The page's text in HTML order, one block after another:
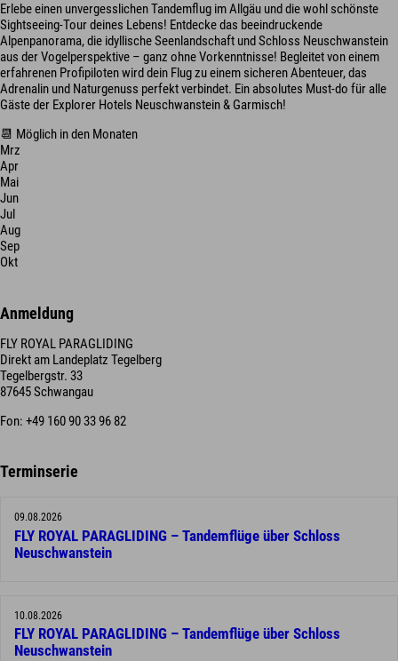
Erlebe einen unvergesslichen Tandemflug im Allgäu und die wohl schönste
Sightseeing-Tour deines Lebens! Entdecke das beeindruckende
Alpenpanorama, die idyllische Seenlandschaft und Schloss Neuschwanstein
aus der Vogelperspektive – ganz ohne Vorkenntnisse! Begleitet von einem
erfahrenen Profipiloten wird dein Flug zu einem sicheren Abenteuer, das
Adrenalin und Naturgenuss perfekt verbindet. Ein absolutes Must-do für alle
Gäste der Explorer Hotels Neuschwanstein & Garmisch!
📆 Möglich in den Monaten
Mrz
Apr
Mai
Jun
Jul
Aug
Sep
Okt
Anmeldung
FLY ROYAL PARAGLIDING
Direkt am Landeplatz Tegelberg
Tegelbergstr. 33
87645 Schwangau
Fon: +49 160 90 33 96 82
Terminserie
09.08.2026
FLY ROYAL PARAGLIDING – Tandemflüge über Schloss
Neuschwanstein
10.08.2026
FLY ROYAL PARAGLIDING – Tandemflüge über Schloss
Neuschwanstein